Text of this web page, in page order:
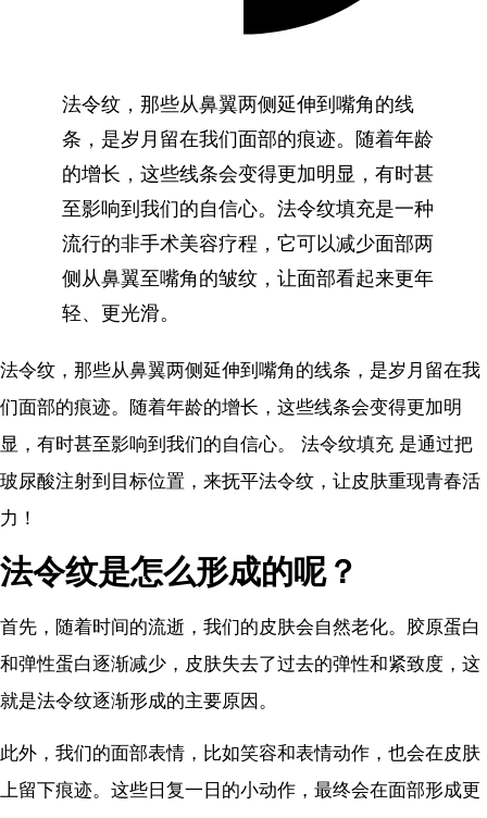
法令纹，那些从鼻翼两侧延伸到嘴角的线
条，是岁月留在我们面部的痕迹。随着年龄
的增长，这些线条会变得更加明显，有时甚
至影响到我们的自信心。法令纹填充是一种
流行的非手术美容疗程，它可以减少面部两
侧从鼻翼至嘴角的皱纹，让面部看起来更年
轻、更光滑。
法令纹，那些从鼻翼两侧延伸到嘴角的线条，是岁月留在我
们面部的痕迹。随着年龄的增长，这些线条会变得更加明
显，有时甚至影响到我们的自信心。 法令纹填充 是通过把
玻尿酸注射到目标位置，来抚平法令纹，让皮肤重现青春活
力！
法令纹是怎么形成的呢？
首先，随着时间的流逝，我们的皮肤会自然老化。胶原蛋白
和弹性蛋白逐渐减少，皮肤失去了过去的弹性和紧致度，这
就是法令纹逐渐形成的主要原因。
此外，我们的面部表情，比如笑容和表情动作，也会在皮肤
上留下痕迹。这些日复一日的小动作，最终会在面部形成更